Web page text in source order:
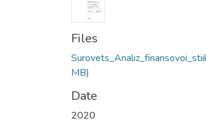
Files
MB)
Date
2020